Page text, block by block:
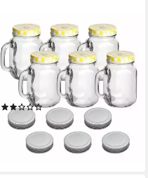
GOUVEO
Gläser-Set Trinkgläser 450 ml
mit Schraubdeckel - Trinkglas
mit Henkel, 6-tlg., 6er Set,
gelb/silber
(1)
ab 19,99 €
lieferbar - in 3-4 Werktagen bei dir